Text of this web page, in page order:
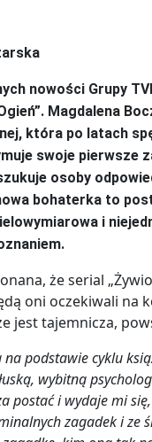
nowości Grupy
. Magdalena
która po latach
swoje pierwsze
osoby
bohaterka to
i
że serial
oni oczekiwali na
jest tajemnicza,
na podstawie cyklu
wybitną
postać i wydaje mi
zagadek i ze